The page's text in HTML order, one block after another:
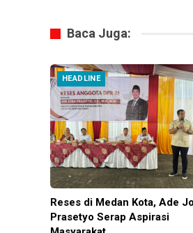
Baca Juga:
HEADLINE
Reses di Medan Kota, Ade
Prasetyo Serap Aspirasi